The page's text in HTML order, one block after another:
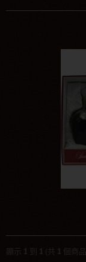
顯示 1 到 1 (共 1 個商